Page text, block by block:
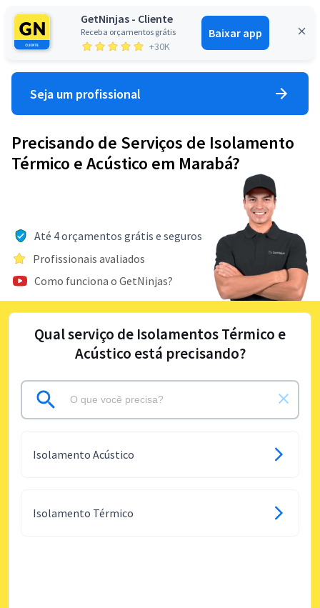
GetNinjas - Cliente
Receba orçamentos grátis
+30K
Baixar app
Entrar
Seja um profissional
Precisando de Serviços de Isolamento
Térmico e Acústico em Marabá?
Até 4 orçamentos grátis e seguros
Profissionais avaliados
Como funciona o GetNinjas?
Qual serviço de Isolamentos Térmico e
Acústico está precisando?
Isolamento Acústico
Isolamento Térmico